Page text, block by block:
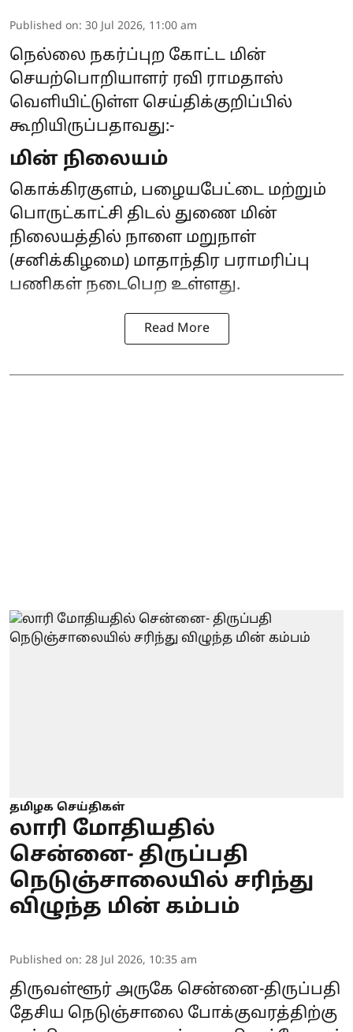
Published on: 30 Jul 2026, 11:00 am
நெல்லை நகர்ப்புற கோட்ட மின்
செயற்பொறியாளர் ரவி ராமதாஸ்
வெளியிட்டுள்ள செய்திக்குறிப்பில்
கூறியிருப்பதாவது:-
மின் நிலையம்
கொக்கிரகுளம், பழையபேட்டை மற்றும்
பொருட்காட்சி திடல் துணை மின்
நிலையத்தில் நாளை மறுநாள்
(சனிக்கிழமை) மாதாந்திர பராமரிப்பு
பணிகள் நடைபெற உள்ளது.
Read More
தமிழக செய்திகள்
லாரி மோதியதில்
சென்னை- திருப்பதி
நெடுஞ்சாலையில் சரிந்து
விழுந்த மின் கம்பம்
Published on: 28 Jul 2026, 10:35 am
திருவள்ளூர் அருகே சென்னை-திருப்பதி
தேசிய நெடுஞ்சாலை போக்குவரத்திற்கு